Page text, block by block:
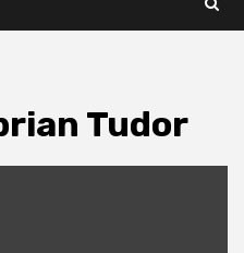
Tudor